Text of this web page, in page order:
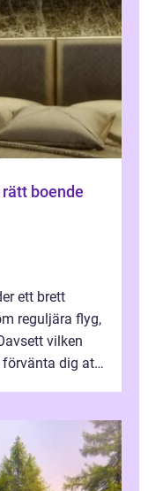
ett brett
reguljära flyg,
vilken
förvänta dig att